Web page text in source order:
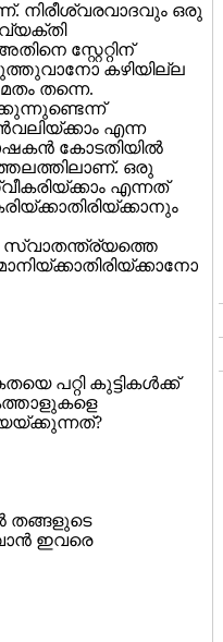
നിരീശ്വരവാദവും ഒരു
സ്റ്റേറ്റിന്
കഴിയില്ല
തന്നെ.
എന്ന
കോടതിയില്‍
ഒരു
എന്നത്
സ്വാതന്ത്ര്യത്തെ
പറ്റി കുട്ടികള്‍ക്ക്
തങ്ങളുടെ
ഇവരെ